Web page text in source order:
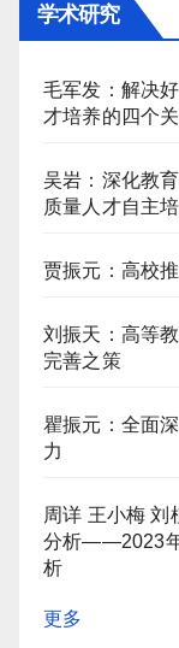
学术研究
毛军发：解决
才培养的四个
吴岩：深化教
质量人才自主
贾振元：高校
刘振天：高等
完善之策
瞿振元：全面
力
周详 王小梅 刘
分析——2023年
析
更多